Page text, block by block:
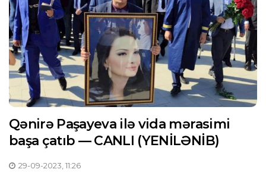
Qənirə Paşayeva ilə vida mərasimi
başa çatıb — CANLI (YENİLƏNİB)
29-09-2023, 11:26